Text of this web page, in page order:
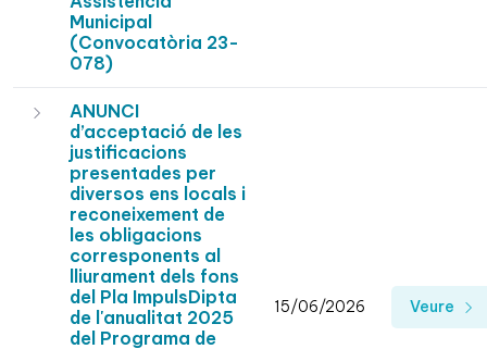
Municipal
(Convocatòria 23-
078)
ANUNCI
d’acceptació de les
justificacions
presentades per
diversos ens locals i
reconeixement de
les obligacions
corresponents al
lliurament dels fons
del Pla ImpulsDipta
de l'anualitat 2025
del Programa de
15/06/2026 Veure